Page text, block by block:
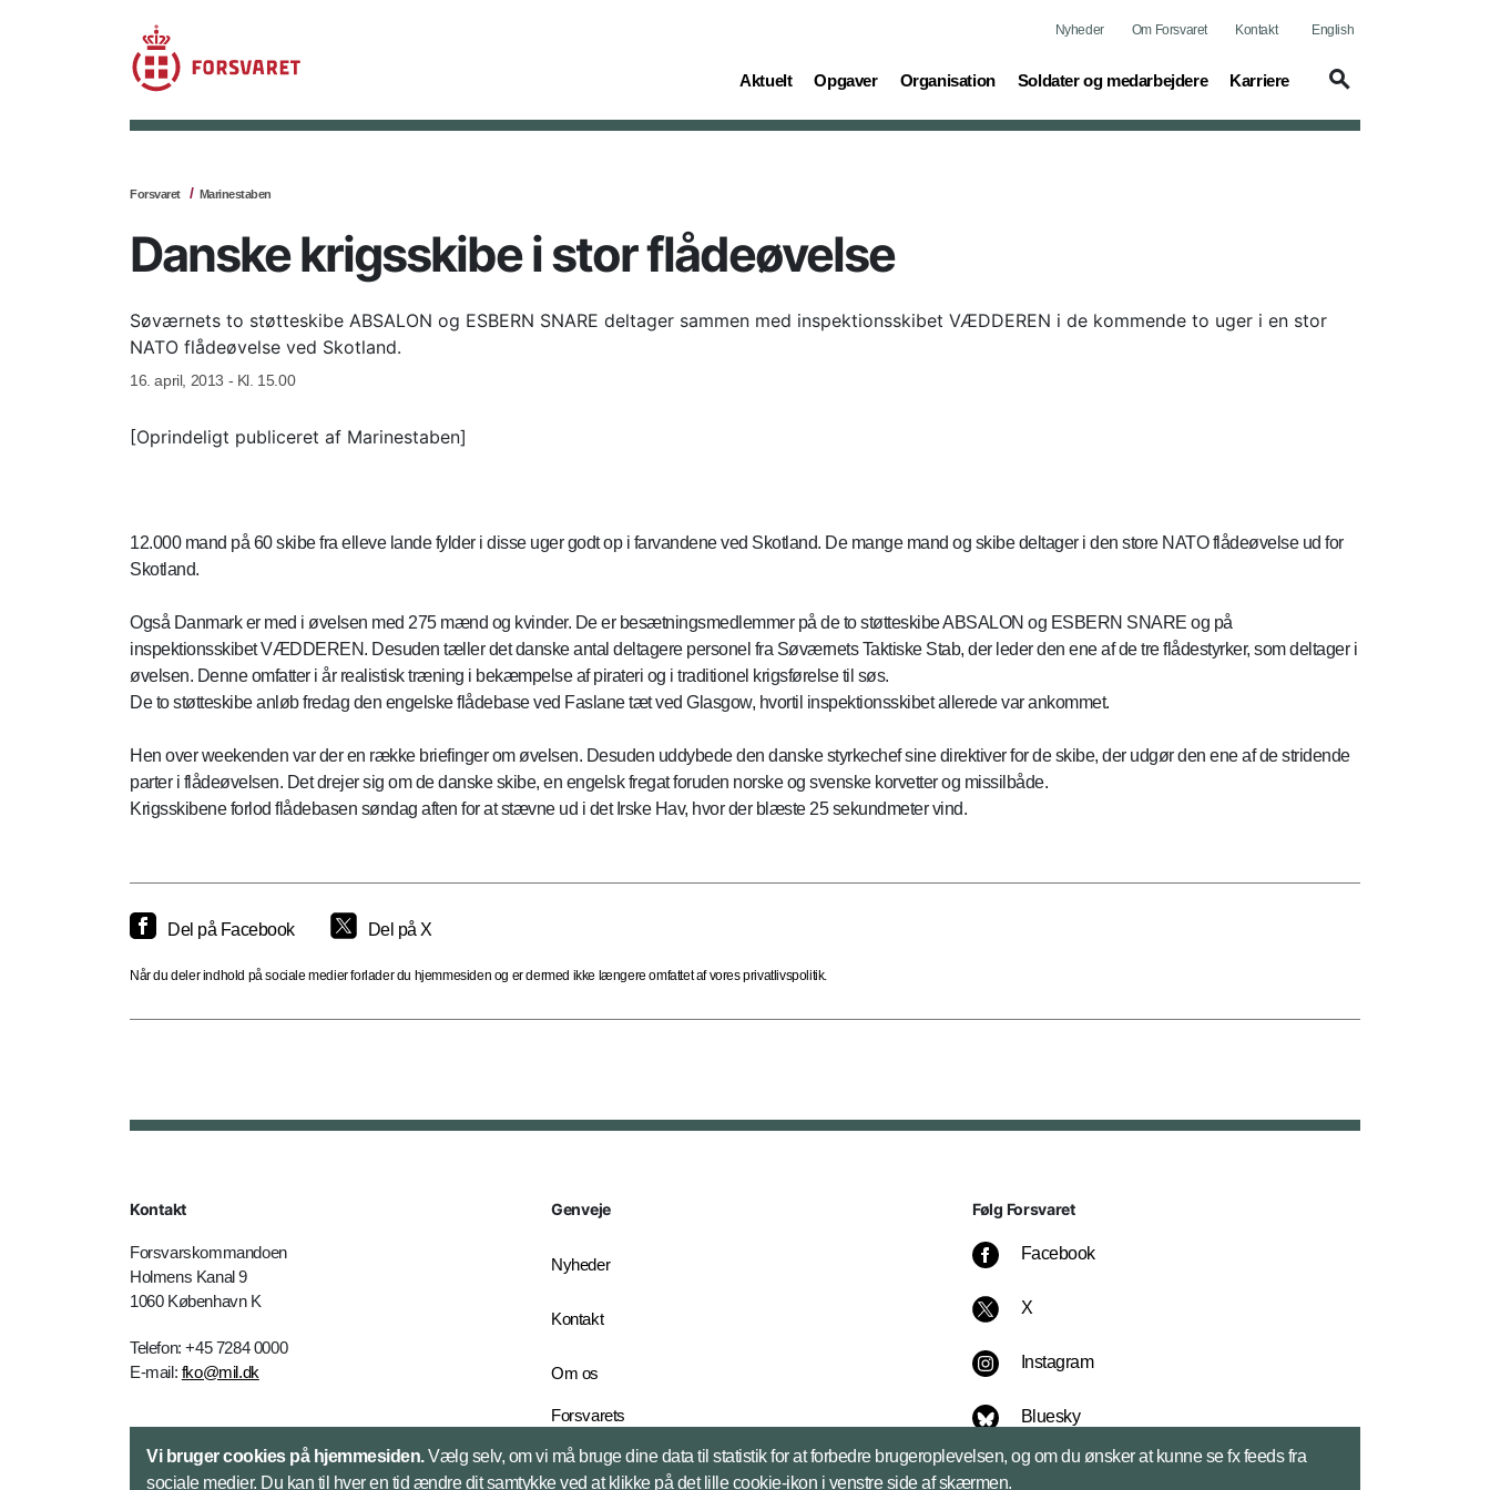
Nyheder Om Forsvaret Kontakt English
Aktuelt
(current) Opgaver
(current) Organisation
(current) Soldater og medarbejdere
(current) Karriere
(current)
Forsvaret Marinestaben
Danske krigsskibe i stor flådeøvelse
Søværnets to støtteskibe ABSALON og ESBERN SNARE deltager sammen med inspektionsskibet VÆDDEREN i de kommende to uger i en stor
NATO flådeøvelse ved Skotland.
16. april, 2013 - Kl. 15.00
[Oprindeligt publiceret af Marinestaben]
12.000 mand på 60 skibe fra elleve lande fylder i disse uger godt op i farvandene ved Skotland. De mange mand og skibe deltager i den store NATO flådeøvelse ud for
Skotland.
Også Danmark er med i øvelsen med 275 mænd og kvinder. De er besætningsmedlemmer på de to støtteskibe ABSALON og ESBERN SNARE og på
inspektionsskibet VÆDDEREN. Desuden tæller det danske antal deltagere personel fra Søværnets Taktiske Stab, der leder den ene af de tre flådestyrker, som deltager i
øvelsen. Denne omfatter i år realistisk træning i bekæmpelse af pirateri og i traditionel krigsførelse til søs.
De to støtteskibe anløb fredag den engelske flådebase ved Faslane tæt ved Glasgow, hvortil inspektionsskibet allerede var ankommet.
Hen over weekenden var der en række briefinger om øvelsen. Desuden uddybede den danske styrkechef sine direktiver for de skibe, der udgør den ene af de stridende
parter i flådeøvelsen. Det drejer sig om de danske skibe, en engelsk fregat foruden norske og svenske korvetter og missilbåde.
Krigsskibene forlod flådebasen søndag aften for at stævne ud i det Irske Hav, hvor der blæste 25 sekundmeter vind.
Del på Facebook Del på X
Når du deler indhold på sociale medier forlader du hjemmesiden og er dermed ikke længere omfattet af vores privatlivspolitik.
Kontakt
Forsvarskommandoen
Holmens Kanal 9
1060 København K
Telefon: +45 7284 0000
E-mail: fko@mil.dk
Kontakt
Genveje
Nyheder
Kontakt
Om os
Forsvarets
English Edition
Følg Forsvaret
Facebook
X
Instagram
Bluesky
LinkedIn
Vi bruger cookies på hjemmesiden.Vælg selv, om vi må bruge dine data til statistik for at forbedre brugeroplevelsen, og om du ønsker at kunne se fx feeds fra
sociale medier. Du kan til hver en tid ændre dit samtykke ved at klikke på det lille cookie-ikon i venstre side af skærmen.